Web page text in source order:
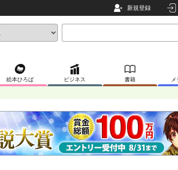
新規登録
絵本ひろば ビジネス 書籍